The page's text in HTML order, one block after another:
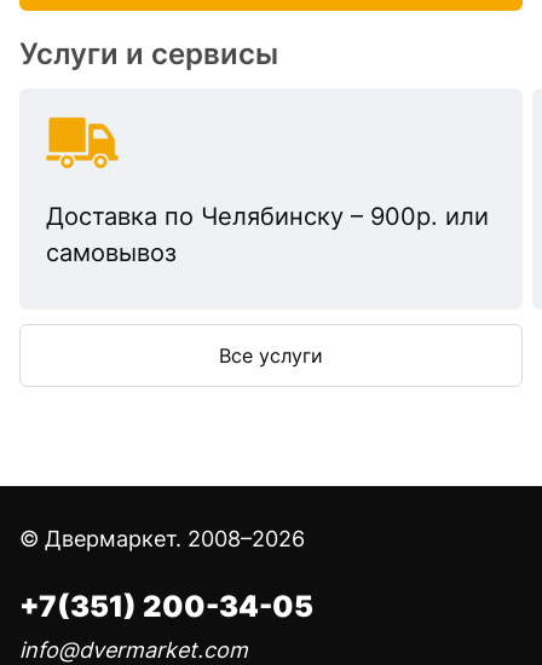
Услуги и сервисы
Доставка по Челябинску – 900р. или
самовывоз
Все услуги
© Двермаркет. 2008–2026
+7(351) 200-34-05
info@dvermarket.com